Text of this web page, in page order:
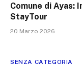
Comune di Ayas:
StayTour
20 Marzo 2026
SENZA CATEGORIA